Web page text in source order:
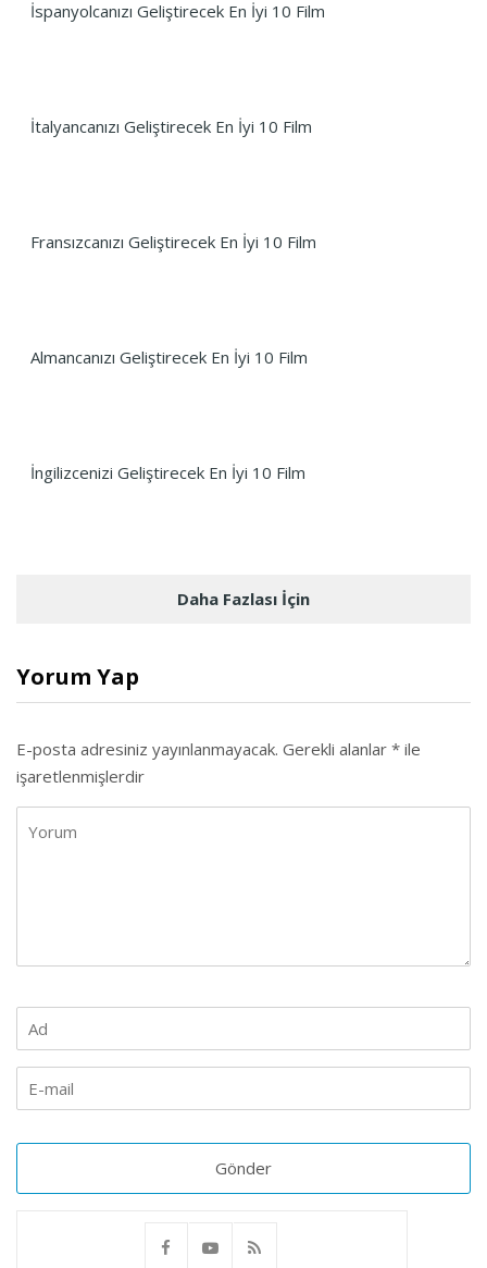
İspanyolcanızı Geliştirecek En İyi 10 Film
İtalyancanızı Geliştirecek En İyi 10 Film
Fransızcanızı Geliştirecek En İyi 10 Film
Almancanızı Geliştirecek En İyi 10 Film
İngilizcenizi Geliştirecek En İyi 10 Film
Daha Fazlası İçin
Yorum Yap
E-posta adresiniz yayınlanmayacak. Gerekli alanlar * ile
işaretlenmişlerdir